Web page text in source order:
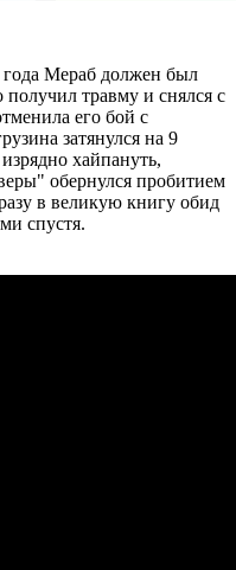
года Мераб должен был
травму и снялся с
его бой с
затянулся на 9
хайпануть,
обернулся пробитием
в великую книгу обид
спустя.